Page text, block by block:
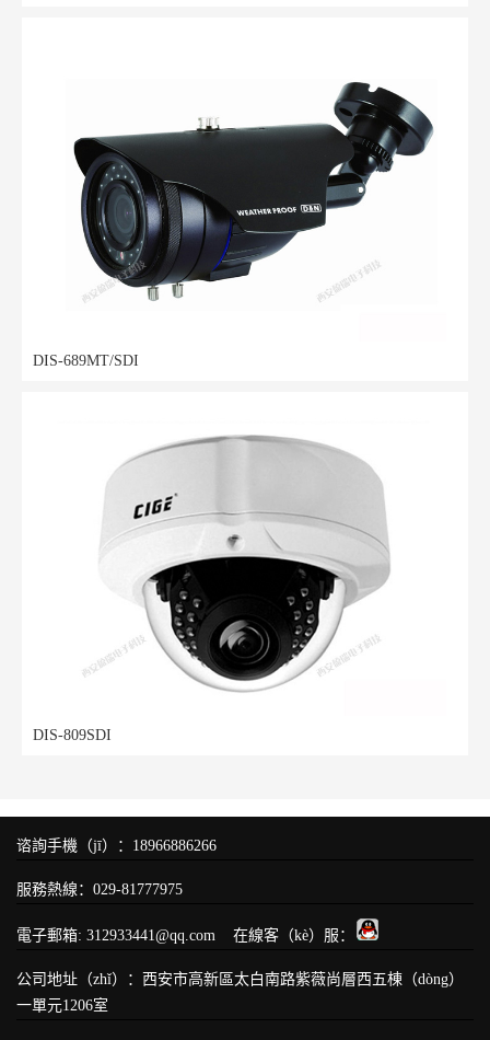
DIS-689MT/SDI
DIS-809SDI
谘詢手機（jī）：18966886266
服務熱線：029-81777975
電子郵箱: 312933441@qq.com 在線客（kè）服：
公司地址（zhǐ）：西安市高新區太白南路紫薇尚層西五棟（dòng）
一單元1206室